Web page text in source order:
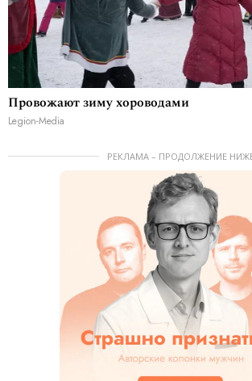
Провожают зиму хороводами
Legion-Media
РЕКЛАМА – ПРОДОЛЖЕНИЕ